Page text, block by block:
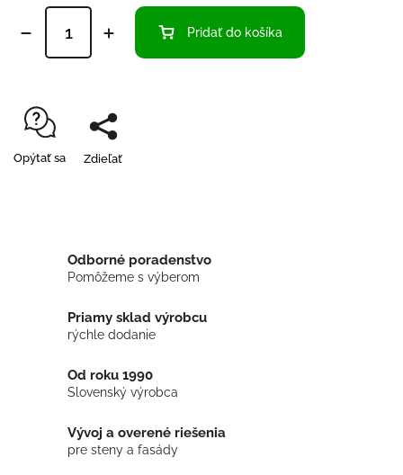
Pridať do košíka
Opýtať sa Zdieľať
Odborné poradenstvo
Pomôžeme s výberom
Priamy sklad výrobcu
rýchle dodanie
Od roku 1990
Slovenský výrobca
Vývoj a overené riešenia
pre steny a fasády